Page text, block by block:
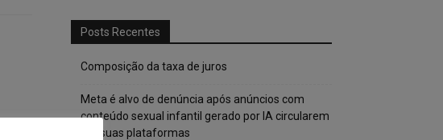
Posts Recentes
Composição da taxa de juros
Meta é alvo de denúncia após anúncios com
conteúdo sexual infantil gerado por IA circularem
em suas plataformas